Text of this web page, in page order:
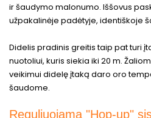
ir šaudymo malonumo. Iššovus
užpakalinėje padėtyje, identiškoje
Didelis pradinis greitis taip pat turi
nuotoliui, kuris siekia iki 20 m.
veikimui didelę įtaką daro oro
šaudome.
Reguliuojama "Hop-up"